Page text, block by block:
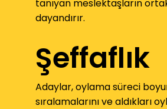
tanıyan meslektaşların
dayandırır.
Şeffaflık
Adaylar, oylama süreci
sıralamalarını ve aldıkları